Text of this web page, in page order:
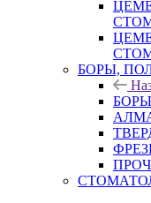
БОРЫ,